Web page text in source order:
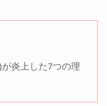
炎上した7つの理